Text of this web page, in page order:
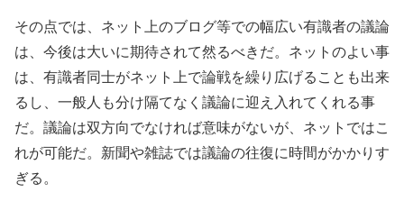
その点では、ネット上のブログ等での幅広い有識者の議論
は、今後は大いに期待されて然るべきだ。ネットのよい事
は、有識者同士がネット上で論戦を繰り広げることも出来
るし、一般人も分け隔てなく議論に迎え入れてくれる事
だ。議論は双方向でなければ意味がないが、ネットではこ
れが可能だ。新聞や雑誌では議論の往復に時間がかかりす
ぎる。